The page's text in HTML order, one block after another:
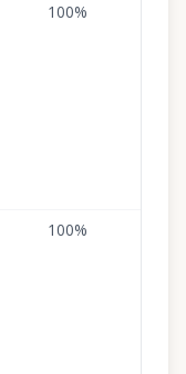
100%
100%